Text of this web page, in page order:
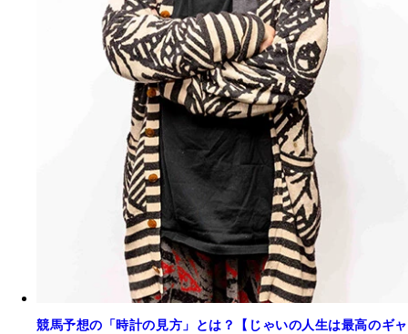
競馬予想の「時計の見方」とは？【じゃいの人生は最高のギャ